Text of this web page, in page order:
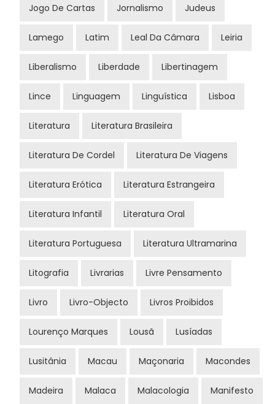
Jogo De Cartas Jornalismo Judeus
Lamego Latim Leal Da Câmara Leiria
Liberalismo Liberdade Libertinagem
Lince Linguagem Linguística Lisboa
Literatura Literatura Brasileira
Literatura De Cordel Literatura De Viagens
Literatura Erótica Literatura Estrangeira
Literatura Infantil Literatura Oral
Literatura Portuguesa Literatura Ultramarina
Litografia Livrarias Livre Pensamento
Livro Livro-Objecto Livros Proibidos
Lourenço Marques Lousã Lusíadas
Lusitânia Macau Maçonaria Macondes
Madeira Malaca Malacologia Manifesto